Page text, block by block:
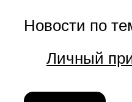
Новости по
Личный